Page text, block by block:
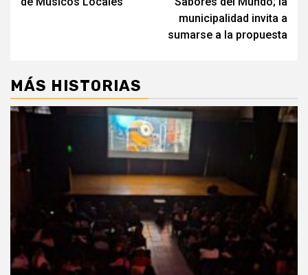
municipalidad invita a
sumarse a la propuesta
MÁS HISTORIAS